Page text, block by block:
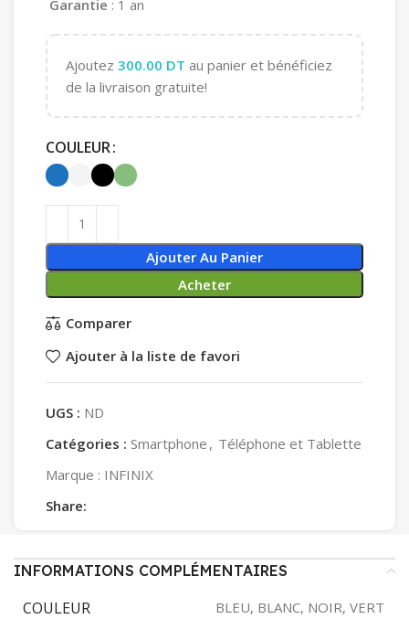
Garantie : 1 an
Ajoutez 300.00 DT au panier et bénéficiez
de la livraison gratuite!
COULEUR
Ajouter Au Panier
Acheter
Comparer
Ajouter à la liste de favori
UGS : ND
Catégories : Smartphone , Téléphone et Tablette
Marque : INFINIX
Share:
INFORMATIONS COMPLÉMENTAIRES
COULEUR BLEU, BLANC, NOIR, VERT